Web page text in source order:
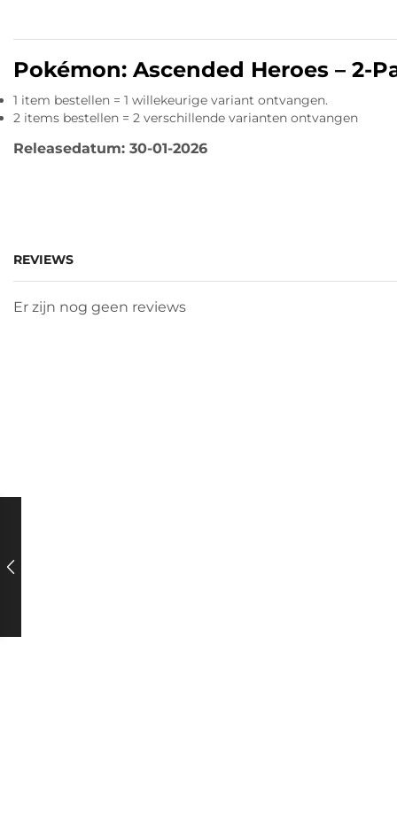
Pokémon: Ascended Heroes – 2-
1 item bestellen = 1 willekeurige variant ontvangen.
2 items bestellen = 2 verschillende varianten ontvangen
Releasedatum: 30-01-2026
REVIEWS
Er zijn nog geen reviews